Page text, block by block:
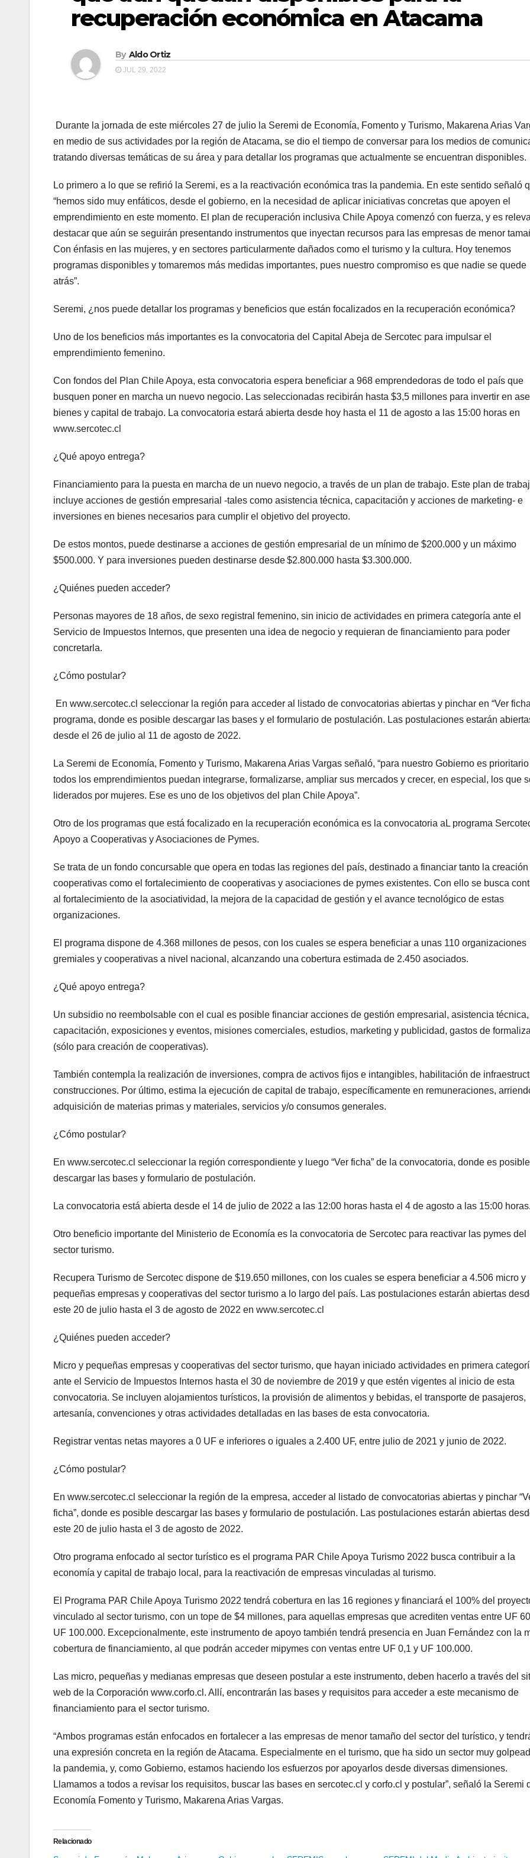
recuperación económica en Atacama
By Aldo Ortiz
JUL 29, 2022
Durante la jornada de este miércoles 27 de julio la Seremi de Economía, Fomento y Turismo, Makarena Arias
en medio de sus actividades por la región de Atacama, se dio el tiempo de conversar para los medios de
tratando diversas temáticas de su área y para detallar los programas que actualmente se encuentran disponibles.
Lo primero a lo que se refirió la Seremi, es a la reactivación económica tras la pandemia. En este sentido señaló
“hemos sido muy enfáticos, desde el gobierno, en la necesidad de aplicar iniciativas concretas que apoyen el
emprendimiento en este momento. El plan de recuperación inclusiva Chile Apoya comenzó con fuerza, y es
destacar que aún se seguirán presentando instrumentos que inyectan recursos para las empresas de menor
Con énfasis en las mujeres, y en sectores particularmente dañados como el turismo y la cultura. Hoy tenemos
programas disponibles y tomaremos más medidas importantes, pues nuestro compromiso es que nadie se quede
atrás”.
Seremi, ¿nos puede detallar los programas y beneficios que están focalizados en la recuperación económica?
Uno de los beneficios más importantes es la convocatoria del Capital Abeja de Sercotec para impulsar el
emprendimiento femenino.
Con fondos del Plan Chile Apoya, esta convocatoria espera beneficiar a 968 emprendedoras de todo el país que
busquen poner en marcha un nuevo negocio. Las seleccionadas recibirán hasta $3,5 millones para invertir en
bienes y capital de trabajo. La convocatoria estará abierta desde hoy hasta el 11 de agosto a las 15:00 horas en
www.sercotec.cl
¿Qué apoyo entrega?
Financiamiento para la puesta en marcha de un nuevo negocio, a través de un plan de trabajo. Este plan de
incluye acciones de gestión empresarial -tales como asistencia técnica, capacitación y acciones de marketing- e
inversiones en bienes necesarios para cumplir el objetivo del proyecto.
De estos montos, puede destinarse a acciones de gestión empresarial de un mínimo de $200.000 y un máximo
$500.000. Y para inversiones pueden destinarse desde $2.800.000 hasta $3.300.000.
¿Quiénes pueden acceder?
Personas mayores de 18 años, de sexo registral femenino, sin inicio de actividades en primera categoría ante el
Servicio de Impuestos Internos, que presenten una idea de negocio y requieran de financiamiento para poder
concretarla.
¿Cómo postular?
En www.sercotec.cl seleccionar la región para acceder al listado de convocatorias abiertas y pinchar en “Ver
programa, donde es posible descargar las bases y el formulario de postulación. Las postulaciones estarán
desde el 26 de julio al 11 de agosto de 2022.
La Seremi de Economía, Fomento y Turismo, Makarena Arias Vargas señaló, “para nuestro Gobierno es
todos los emprendimientos puedan integrarse, formalizarse, ampliar sus mercados y crecer, en especial, los que
liderados por mujeres. Ese es uno de los objetivos del plan Chile Apoya”.
Otro de los programas que está focalizado en la recuperación económica es la convocatoria aL programa
Apoyo a Cooperativas y Asociaciones de Pymes.
Se trata de un fondo concursable que opera en todas las regiones del país, destinado a financiar tanto la creación
cooperativas como el fortalecimiento de cooperativas y asociaciones de pymes existentes. Con ello se busca
al fortalecimiento de la asociatividad, la mejora de la capacidad de gestión y el avance tecnológico de estas
organizaciones.
El programa dispone de 4.368 millones de pesos, con los cuales se espera beneficiar a unas 110 organizaciones
gremiales y cooperativas a nivel nacional, alcanzando una cobertura estimada de 2.450 asociados.
¿Qué apoyo entrega?
Un subsidio no reembolsable con el cual es posible financiar acciones de gestión empresarial, asistencia técnica,
capacitación, exposiciones y eventos, misiones comerciales, estudios, marketing y publicidad, gastos de
(sólo para creación de cooperativas).
También contempla la realización de inversiones, compra de activos fijos e intangibles, habilitación de
construcciones. Por último, estima la ejecución de capital de trabajo, específicamente en remuneraciones,
adquisición de materias primas y materiales, servicios y/o consumos generales.
¿Cómo postular?
En www.sercotec.cl seleccionar la región correspondiente y luego “Ver ficha” de la convocatoria, donde es posible
descargar las bases y formulario de postulación.
La convocatoria está abierta desde el 14 de julio de 2022 a las 12:00 horas hasta el 4 de agosto a las 15:00 horas.
Otro beneficio importante del Ministerio de Economía es la convocatoria de Sercotec para reactivar las pymes del
sector turismo.
Recupera Turismo de Sercotec dispone de $19.650 millones, con los cuales se espera beneficiar a 4.506 micro y
pequeñas empresas y cooperativas del sector turismo a lo largo del país. Las postulaciones estarán abiertas
este 20 de julio hasta el 3 de agosto de 2022 en www.sercotec.cl
¿Quiénes pueden acceder?
Micro y pequeñas empresas y cooperativas del sector turismo, que hayan iniciado actividades en primera
ante el Servicio de Impuestos Internos hasta el 30 de noviembre de 2019 y que estén vigentes al inicio de esta
convocatoria. Se incluyen alojamientos turísticos, la provisión de alimentos y bebidas, el transporte de pasajeros,
artesanía, convenciones y otras actividades detalladas en las bases de esta convocatoria.
Registrar ventas netas mayores a 0 UF e inferiores o iguales a 2.400 UF, entre julio de 2021 y junio de 2022.
¿Cómo postular?
En www.sercotec.cl seleccionar la región de la empresa, acceder al listado de convocatorias abiertas y pinchar
ficha”, donde es posible descargar las bases y formulario de postulación. Las postulaciones estarán abiertas
este 20 de julio hasta el 3 de agosto de 2022.
Otro programa enfocado al sector turístico es el programa PAR Chile Apoya Turismo 2022 busca contribuir a la
economía y capital de trabajo local, para la reactivación de empresas vinculadas al turismo.
El Programa PAR Chile Apoya Turismo 2022 tendrá cobertura en las 16 regiones y financiará el 100% del
vinculado al sector turismo, con un tope de $4 millones, para aquellas empresas que acrediten ventas entre UF
UF 100.000. Excepcionalmente, este instrumento de apoyo también tendrá presencia en Juan Fernández con la
cobertura de financiamiento, al que podrán acceder mipymes con ventas entre UF 0,1 y UF 100.000.
Las micro, pequeñas y medianas empresas que deseen postular a este instrumento, deben hacerlo a través del
web de la Corporación www.corfo.cl. Allí, encontrarán las bases y requisitos para acceder a este mecanismo de
financiamiento para el sector turismo.
“Ambos programas están enfocados en fortalecer a las empresas de menor tamaño del sector del turístico, y
una expresión concreta en la región de Atacama. Especialmente en el turismo, que ha sido un sector muy
la pandemia, y, como Gobierno, estamos haciendo los esfuerzos por apoyarlos desde diversas dimensiones.
Llamamos a todos a revisar los requisitos, buscar las bases en sercotec.cl y corfo.cl y postular”, señaló la Seremi
Economía Fomento y Turismo, Makarena Arias Vargas.
Relacionado